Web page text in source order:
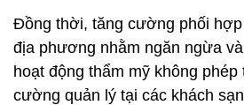
Đồng thời, tăng cường phối
địa phương nhằm ngăn ngừa
hoạt động thẩm mỹ không phép
cường quản lý tại các khách